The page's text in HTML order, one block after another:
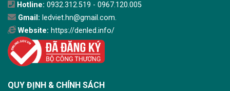
Hotline: 0932.312.519 - 0967.120.005
Gmail: ledviet.hn@gmail.com.
Website: https://denled.info/
QUY ĐỊNH & CHÍNH SÁCH